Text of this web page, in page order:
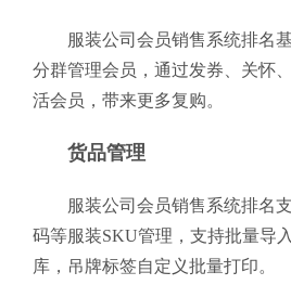
服装公司会员销售系统排名
分群管理会员，通过发券、关怀
活会员，带来更多复购。
货品管理
服装公司会员销售系统排名
码等服装SKU管理，支持批量导
库，吊牌标签自定义批量打印。